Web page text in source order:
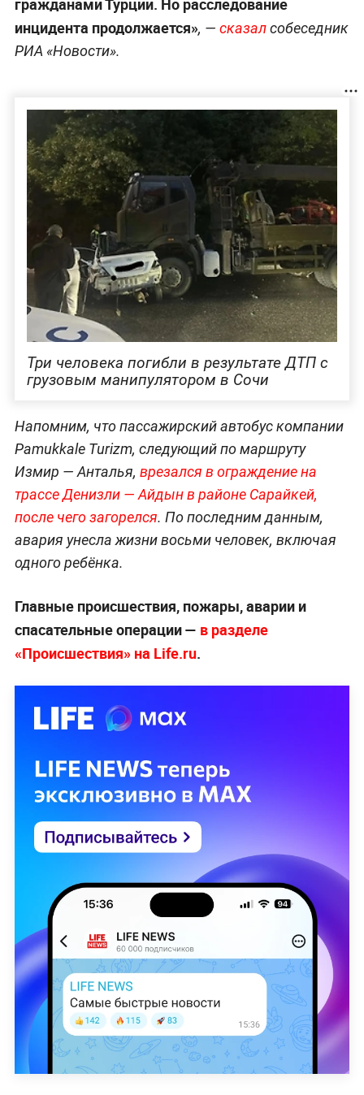
Россиян, по предварительной информации, нет
среди погибших или пострадавших в ДТП с
туристическим автобусом на юго-западе Турции.
Об этом сообщил представитель муниципалитета
города Денизли.
По его словам, все пострадавшие люди
являются гражданами Турции, однако
расследование всё ещё идёт.
«Предварительно все жертвы ДТП являются
гражданами Турции. Но расследование
инцидента продолжается», — сказалсобеседник
Три человека погибли в результате ДТП с
грузовым манипулятором в Сочи
Напомним, что пассажирский автобус компании
Pamukkale Turizm, следующий по маршруту
Измир — Анталья,врезался в ограждение на
трассе Денизли — Айдын в районе Сарайкей,
. По последним данным,
авария унесла жизни восьми человек, включая
одного ребёнка.
Главные происшествия, пожары, аварии и
спасательные операции —
в разделе
«Происшествия» на Life.ru.